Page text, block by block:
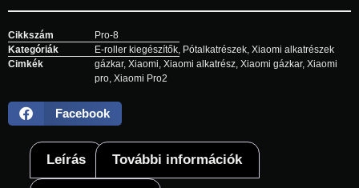
Cikkszám
Pro-8
Kategóriák
E-roller kiegészítők Pótalkatrészek Xiaomi alkatrészek
Cimkék
gázkar, Xiaomi Xiaomi alkatrész Xiaomi gázkar, Xiaomi
pro Xiaomi Pro2
Facebook
Leírás További információk